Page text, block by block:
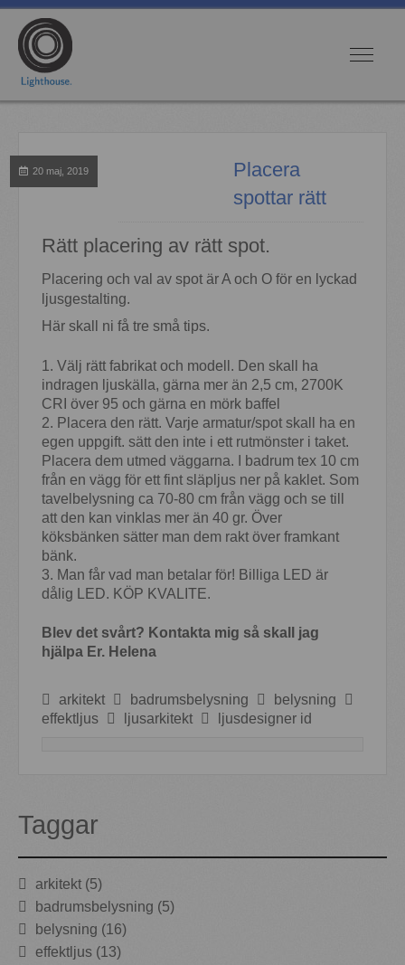
20 maj, 2019
Placera
spottar rätt
Rätt placering av rätt spot.
Placering och val av spot är A och O för en lyckad
ljusgestalting.
Här skall ni få tre små tips.
1. Välj rätt fabrikat och modell. Den skall ha
indragen ljuskälla, gärna mer än 2,5 cm, 2700K
CRI över 95 och gärna en mörk baffel
2. Placera den rätt. Varje armatur/spot skall ha en
egen uppgift. sätt den inte i ett rutmönster i taket.
Placera dem utmed väggarna. I badrum tex 10 cm
från en vägg för ett fint släpljus ner på kaklet. Som
tavelbelysning ca 70-80 cm från vägg och se till
att den kan vinklas mer än 40 gr. Över
köksbänken sätter man dem rakt över framkant
bänk.
3. Man får vad man betalar för! Billiga LED är
dålig LED. KÖP KVALITE.
Blev det svårt? Kontakta mig så skall jag
hjälpa Er. Helena
arkitekt badrumsbelysning
belysning
effektljus
ljusarkitekt ljusdesigner id
Taggar
arkitekt (5)
badrumsbelysning (5)
belysning (16)
effektljus (13)